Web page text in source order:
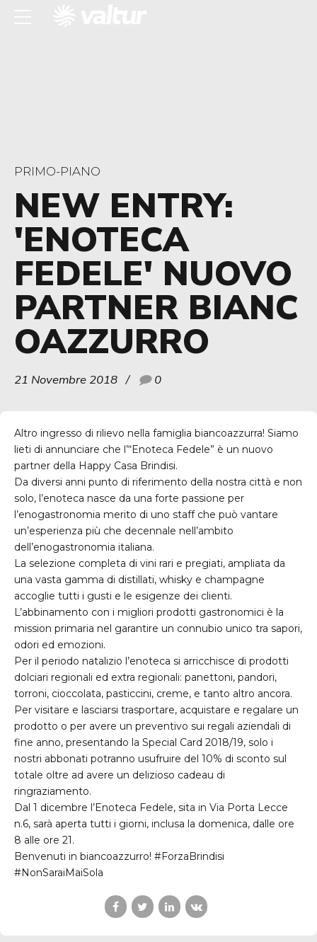
PRIMO-PIANO
NEW ENTRY:
'ENOTECA
FEDELE' NUOVO
PARTNER BIANC
OAZZURRO
21 Novembre 2018 0
Altro ingresso di rilievo nella famiglia biancoazzurra! Siamo
lieti di annunciare che l’“Enoteca Fedele” è un nuovo
partner della Happy Casa Brindisi.
Da diversi anni punto di riferimento della nostra città e non
solo, l’enoteca nasce da una forte passione per
l’enogastronomia merito di uno staff che può vantare
un’esperienza più che decennale nell’ambito
dell’enogastronomia italiana.
La selezione completa di vini rari e pregiati, ampliata da
una vasta gamma di distillati, whisky e champagne
accoglie tutti i gusti e le esigenze dei clienti.
L’abbinamento con i migliori prodotti gastronomici è la
mission primaria nel garantire un connubio unico tra sapori,
odori ed emozioni.
Per il periodo natalizio l’enoteca si arricchisce di prodotti
dolciari regionali ed extra regionali: panettoni, pandori,
torroni, cioccolata, pasticcini, creme, e tanto altro ancora.
Per visitare e lasciarsi trasportare, acquistare e regalare un
prodotto o per avere un preventivo sui regali aziendali di
fine anno, presentando la Special Card 2018/19, solo i
nostri abbonati potranno usufruire del 10% di sconto sul
totale oltre ad avere un delizioso cadeau di
ringraziamento.
Dal 1 dicembre l’Enoteca Fedele, sita in Via Porta Lecce
n.6, sarà aperta tutti i giorni, inclusa la domenica, dalle ore
8 alle ore 21.
Benvenuti in biancoazzurro! #ForzaBrindisi
#NonSaraiMaiSola